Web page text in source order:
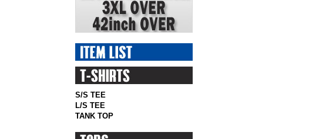
S/S TEE
L/S TEE
TANK TOP